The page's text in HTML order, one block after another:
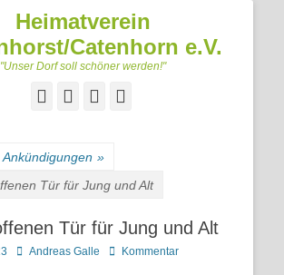
Heimatverein
Catenhorn e.V.
"Unser Dorf soll schöner werden!"
FacebookGoogleplus
Ankündigungen »
Tür für Jung und Alt
Tür für Jung und Alt
AutorAndreas Galle
Kommentar